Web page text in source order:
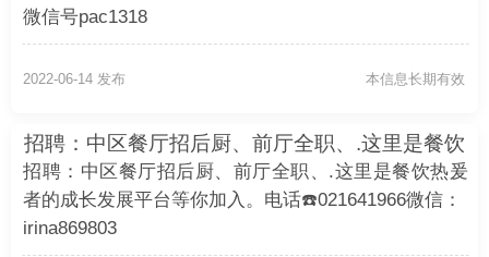
微信号pac1318
本信息长期有效
2022-06-14 发布
招聘：中区餐厅招后厨、前厅全职、.这里是餐饮
热爰者的成长发展平台等你加入。电话
☎️021641966
招聘：中区餐厅招后厨、前厅全职、.这里是餐饮热爰
者的成长发展平台等你加入。电话☎️021641966微信：
irina869803